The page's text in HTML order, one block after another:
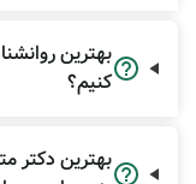
مغز نوجوان در حال
پیشانی که مسئول
تشخیص دهد کدام
بهترین
کنیم؟
بهترین دکتر